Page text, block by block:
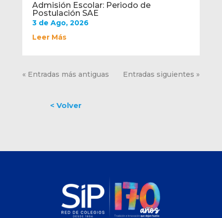
Admisión Escolar: Periodo de
Postulación SAE
3 de Ago, 2026
Leer Más
« Entradas más antiguas Entradas siguientes »